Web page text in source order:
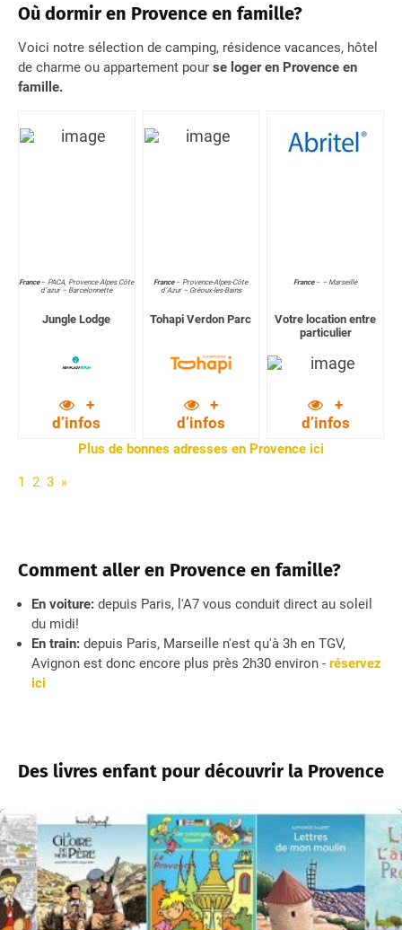
Où dormir en Provence en famille?
Voici notre sélection de camping, résidence vacances, hôtel
de charme ou appartement pour se loger en Provence en
famille.
France– PACA, Provence Alpes Côte
d’azur – Barcelonnette
Jungle Lodge
+
d’infos
France– Provence-Alpes-Côte
d’Azur – Gréoux-les-Bains
Tohapi Verdon Parc
+
d’infos
France– – Marseille
Votre location entre
particulier
+
d’infos
Plus de bonnes adresses en Provence ici
1 2 3 »
Comment aller en Provence en famille?
En voiture: depuis Paris, l'A7 vous conduit direct au soleil
du midi!
En train: depuis Paris, Marseille n'est qu'à 3h en TGV,
Avignon est donc encore plus près 2h30 environ - réservez
ici
Des livres enfant pour découvrir la Provence